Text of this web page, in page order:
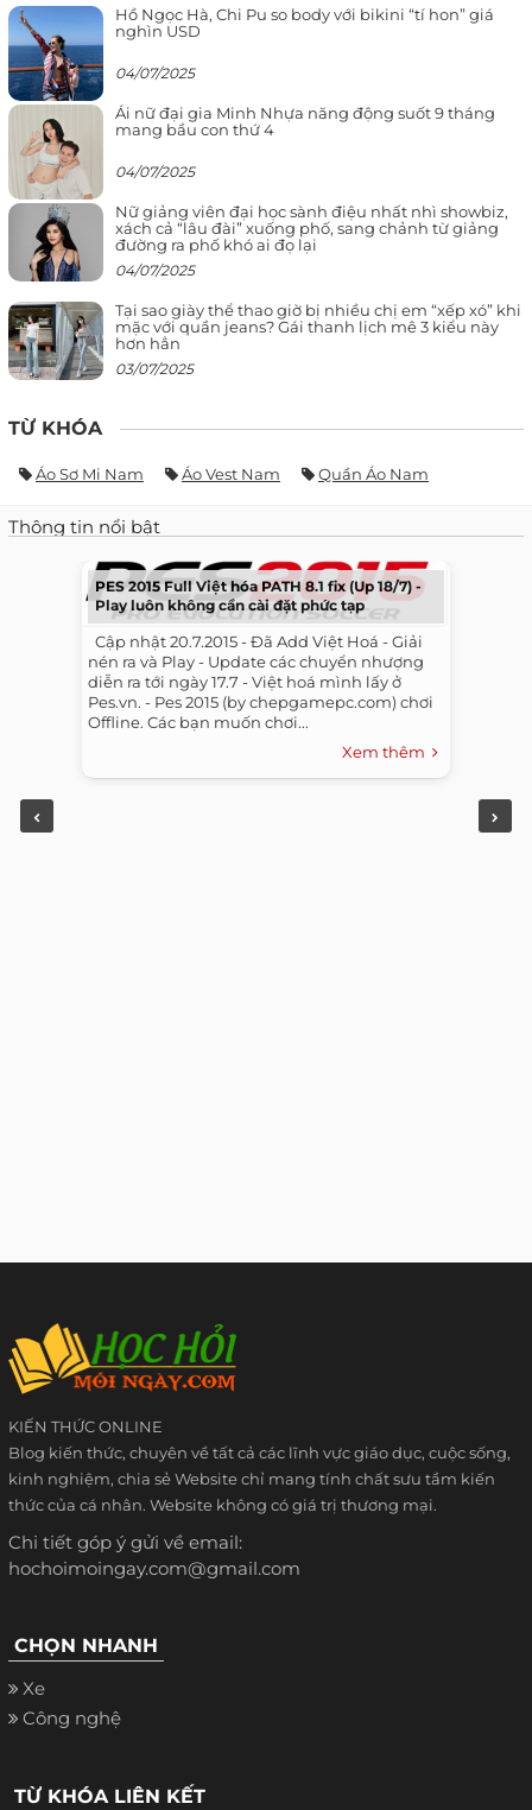
Hồ Ngọc Hà, Chi Pu so body với bikini “tí hon” giá
nghìn USD
04/07/2025
Ái nữ đại gia Minh Nhựa năng động suốt 9 tháng
mang bầu con thứ 4
04/07/2025
Nữ giảng viên đại học sành điệu nhất nhì showbiz,
xách cả “lâu đài” xuống phố, sang chảnh từ giảng
đường ra phố khó ai đọ lại
04/07/2025
Tại sao giày thể thao giờ bị nhiều chị em “xếp xó” khi
mặc với quần jeans? Gái thanh lịch mê 3 kiểu này
hơn hẳn
03/07/2025
TỪ KHÓA
Áo Sơ Mi Nam Áo Vest Nam Quần Áo Nam
Thông tin nổi bật
PES 2015 Full Việt hóa PATH 8.1 fix (Up 18/7) -
Play luôn không cần cài đặt phức tạp
​ ​ Cập nhật 20.7.2015 - Đã Add Việt Hoá - Giải
nén ra và Play - Update các chuyển nhượng
diễn ra tới ngày 17.7 - Việt hoá mình lấy ở
Pes.vn. - Pes 2015 (by chepgamepc.com) chơi
Offline. Các bạn muốn chơi...
Xem thêm
KIẾN THỨC ONLINE
Blog kiến thức, chuyên về tất cả các lĩnh vực giáo dục, cuộc sống,
kinh nghiệm, chia sẻ Website chỉ mang tính chất sưu tầm kiến
thức của cá nhân. Website không có giá trị thương mại.
Chi tiết góp ý gửi về email:
hochoimoingay.com@gmail.com
CHỌN NHANH
Xe
Công nghệ
TỪ KHÓA LIÊN KẾT